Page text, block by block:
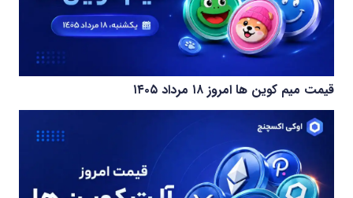
قیمت میم کوین‌ ها امروز ۱۸ مرداد ۱۴۰۵